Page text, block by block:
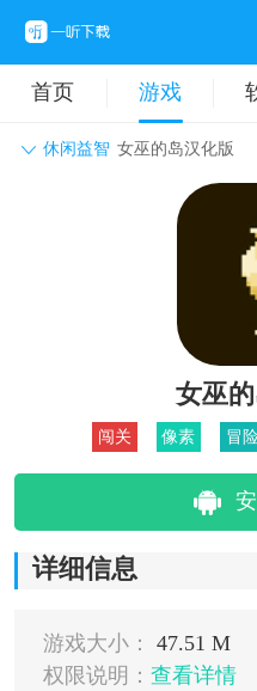
首页 游戏
休闲益智 女巫的岛汉化版
动作格斗
女巫
闯关 像素 冒
详细信息
游戏大小： 47.51 M
权限说明： 查看详情